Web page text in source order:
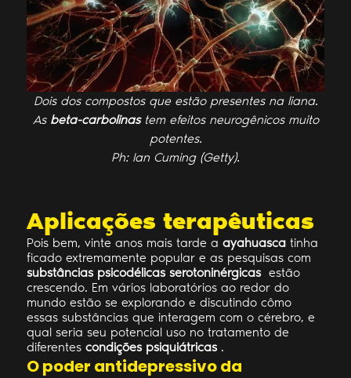
Dois dos compostos que estão presentes na liana.
As beta-carbolinastem efeitos neurogênicos muito
potentes.
Ph: Ian Cuming (Getty).
Aplicações terapêuticas
Pois bem, vinte anos mais tarde a ayahuascatinha
ficado extremamente popular e as pesquisas com
substâncias psicodélicas serotoninérgicas estão
crescendo. Em vários laboratórios ao redor do
mundo estão se explorando e discutindo cômo
essas substâncias que interagem com o cérebro, e
qual seria seu potencial uso no tratamento de
diferentes condições psiquiátricas.
O poder antidepressivo da